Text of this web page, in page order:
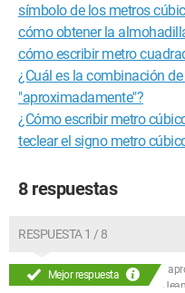
símbolo de los metros
cómo obtener la
cómo escribir metro
¿Cuál es la combinación
"aproximadamente"?
¿Cómo escribir metro
teclear el signo metro
8 respuestas
RESPUESTA 1 / 8
Mejor respuesta